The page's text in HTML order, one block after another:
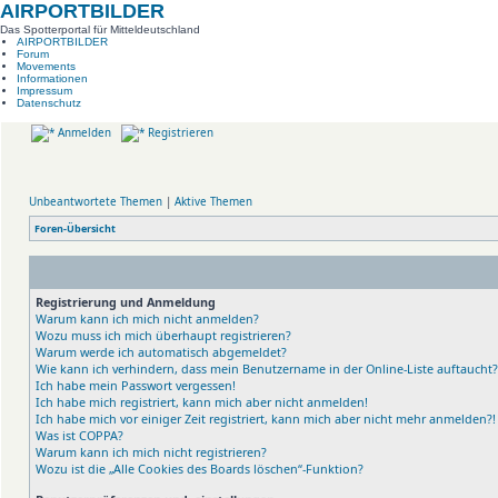
AIRPORTBILDER
Das Spotterportal für Mitteldeutschland
AIRPORTBILDER
Forum
Movements
Informationen
Impressum
Datenschutz
Anmelden Registrieren
Unbeantwortete Themen | Aktive Themen
Foren-Übersicht
Registrierung und Anmeldung
Warum kann ich mich nicht anmelden?
Wozu muss ich mich überhaupt registrieren?
Warum werde ich automatisch abgemeldet?
Wie kann ich verhindern, dass mein Benutzername in der Online-Liste auftaucht?
Ich habe mein Passwort vergessen!
Ich habe mich registriert, kann mich aber nicht anmelden!
Ich habe mich vor einiger Zeit registriert, kann mich aber nicht mehr anmelden?!
Was ist COPPA?
Warum kann ich mich nicht registrieren?
Wozu ist die „Alle Cookies des Boards löschen“-Funktion?